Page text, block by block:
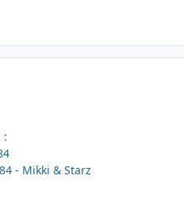
:
- Mikki & Starz